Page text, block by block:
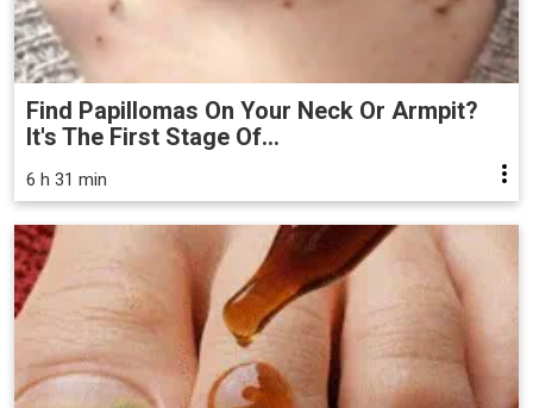
Find Papillomas On Your Neck Or Armpit?
It's The First Stage Of...
6 h 31 min